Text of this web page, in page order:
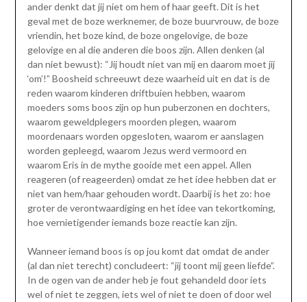
ander denkt dat jij niet om hem of haar geeft. Dit is het
geval met de boze werknemer, de boze buurvrouw, de boze
vriendin, het boze kind, de boze ongelovige, de boze
gelovige en al die anderen die boos zijn. Allen denken (al
dan niet bewust): “Jij houdt niet van mij en daarom moet jij
‘om’!” Boosheid schreeuwt deze waarheid uit en dat is de
reden waarom kinderen driftbuien hebben, waarom
moeders soms boos zijn op hun puberzonen en dochters,
waarom geweldplegers moorden plegen, waarom
moordenaars worden opgesloten, waarom er aanslagen
worden gepleegd, waarom Jezus werd vermoord en
waarom Eris in de mythe gooide met een appel. Allen
reageren (of reageerden) omdat ze het idee hebben dat er
niet van hem/haar gehouden wordt. Daarbij is het zo: hoe
groter de verontwaardiging en het idee van tekortkoming,
hoe vernietigender iemands boze reactie kan zijn.
Wanneer iemand boos is op jou komt dat omdat de ander
(al dan niet terecht) concludeert: “jij toont mij geen liefde”.
In de ogen van de ander heb je fout gehandeld door iets
wel of niet te zeggen, iets wel of niet te doen of door wel